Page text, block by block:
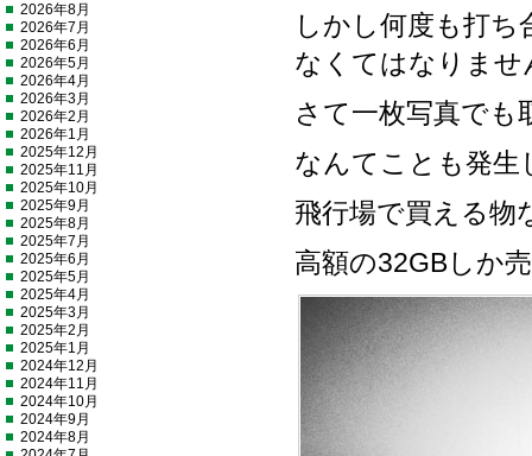
しかし何度も打
なくてはなりませ
さて一枚写真でも
なんてことも発生
飛行場で買える物
高額の32GBしか
2026年8月
2026年7月
2026年6月
2026年5月
2026年4月
2026年3月
2026年2月
2026年1月
2025年12月
2025年11月
2025年10月
2025年9月
2025年8月
2025年7月
2025年6月
2025年5月
2025年4月
2025年3月
2025年2月
2025年1月
2024年12月
2024年11月
2024年10月
2024年9月
2024年8月